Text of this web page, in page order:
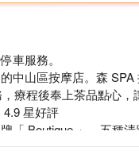
車服務。
中山區按摩店。森
療程後奉上茶品點心，
4.9 星好評
「 Boutique 」，五種
都煥然一新。